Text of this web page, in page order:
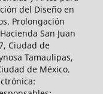
del Diseño en
Prolongación
San Juan
Ciudad de
Tamaulipas,
de México.